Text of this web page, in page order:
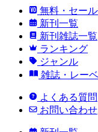
無料・セー
新刊一覧
新刊雑誌一覧
ランキング
ジャンル
雑誌・レー
よくある質問
お問い合わせ